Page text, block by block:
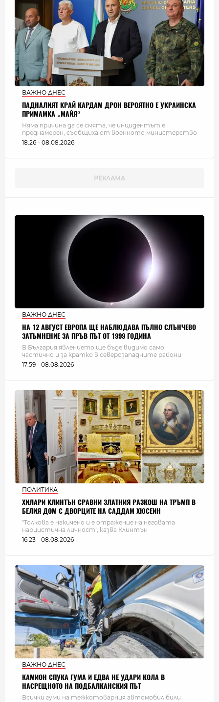
ВАЖНО ДНЕС
ПАДНАЛИЯТ КРАЙ КАРДАМ ДРОН ВЕРОЯТНО Е УКРАИНСКА
ПРИМАМКА „МАЙЯ“
Няма причина да се смята, че инцидентът е
преднамерен, съобщиха от военното министерство
18:26 - 08.08.2026
ВАЖНО ДНЕС
НА 12 АВГУСТ ЕВРОПА ЩЕ НАБЛЮДАВА ПЪЛНО СЛЪНЧЕВО
ЗАТЪМНЕНИЕ ЗА ПРЪВ ПЪТ ОТ 1999 ГОДИНА
В България явлението ще бъде видимо само
частично и за кратко в северозападните райони
17:59 - 08.08.2026
ПОЛИТИКА
ХИЛАРИ КЛИНТЪН СРАВНИ ЗЛАТНИЯ РАЗКОШ НА ТРЪМП В
БЕЛИЯ ДОМ С ДВОРЦИТЕ НА САДДАМ ХЮСЕИН
"Толкова е накичено и е отражение на неговата
нарцистична личност", казва Клинтън
16:23 - 08.08.2026
ВАЖНО ДНЕС
КАМИОН СПУКА ГУМА И ЕДВА НЕ УДАРИ КОЛА В
НАСРЕЩНОТО НА ПОДБАЛКАНСКИЯ ПЪТ
Всички гуми на тежкотоварния автомобил били